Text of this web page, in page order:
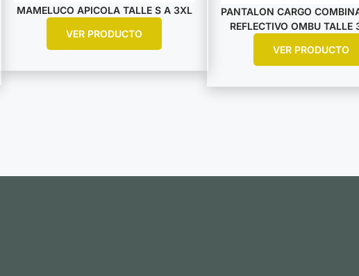
MAMELUCO APICOLA TALLE S A 3XL
VER PRODUCTO
PANTALON CARGO
REFLECTIVO OMBU TALLE
VER PRODUCTO